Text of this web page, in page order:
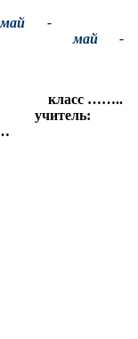
-
-
класс ……..
учитель: